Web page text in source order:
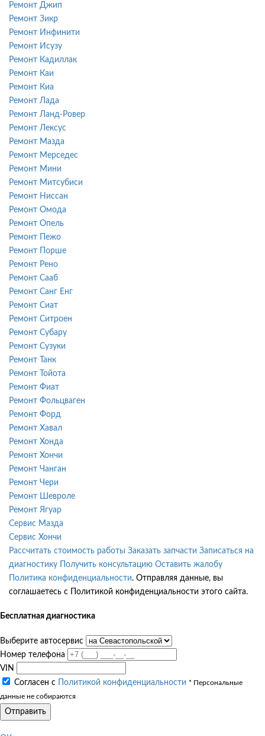
Ремонт Джип
Ремонт Зикр
Ремонт Инфинити
Ремонт Исузу
Ремонт Кадиллак
Ремонт Каи
Ремонт Киа
Ремонт Лада
Ремонт Ланд-Ровер
Ремонт Лексус
Ремонт Мазда
Ремонт Мерседес
Ремонт Мини
Ремонт Митсубиси
Ремонт Ниссан
Ремонт Омода
Ремонт Опель
Ремонт Пежо
Ремонт Порше
Ремонт Рено
Ремонт Сааб
Ремонт Санг Енг
Ремонт Сиат
Ремонт Ситроен
Ремонт Субару
Ремонт Сузуки
Ремонт Танк
Ремонт Тойота
Ремонт Фиат
Ремонт Фольцваген
Ремонт Форд
Ремонт Хавал
Ремонт Хонда
Ремонт Хончи
Ремонт Чанган
Ремонт Чери
Ремонт Шевроле
Ремонт Ягуар
Сервис Мазда
Сервис Хончи
Рассчитать стоимость работы Заказать запчасти Записаться на
диагностику
Получить консультацию Оставить жалобу
Политика конфиденциальности. Отправляя данные, вы
соглашаетесь с Политикой конфиденциальности этого сайта.
Бесплатная диагностика
Выберите автосервис
Номер телефона
VIN
Согласен с
Политикой конфиденциальности * Персональные
данные не собираются
Отправить